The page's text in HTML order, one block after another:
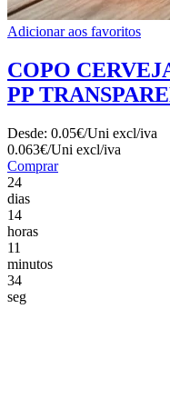
Adicionar aos favoritos
COPO
PP
Desde: 0.05€/Uni excl/iva
0.063€/Uni excl/iva
Comprar
24
dias
14
horas
11
minutos
32
seg